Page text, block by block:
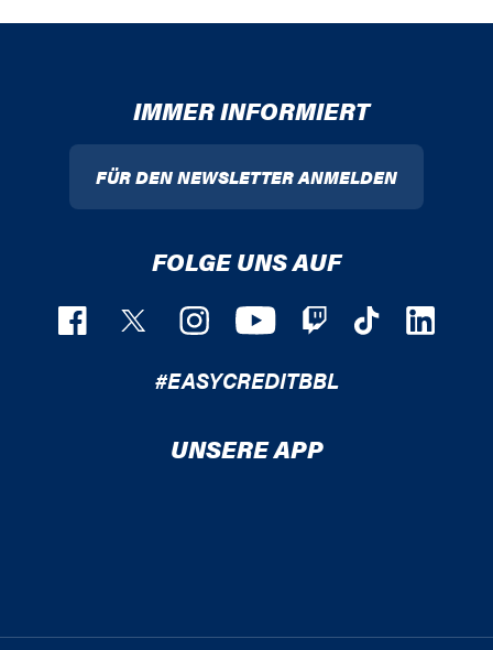
IMMER INFORMIERT
FÜR DEN NEWSLETTER ANMELDEN
FOLGE UNS AUF
#EASYCREDITBBL
UNSERE APP